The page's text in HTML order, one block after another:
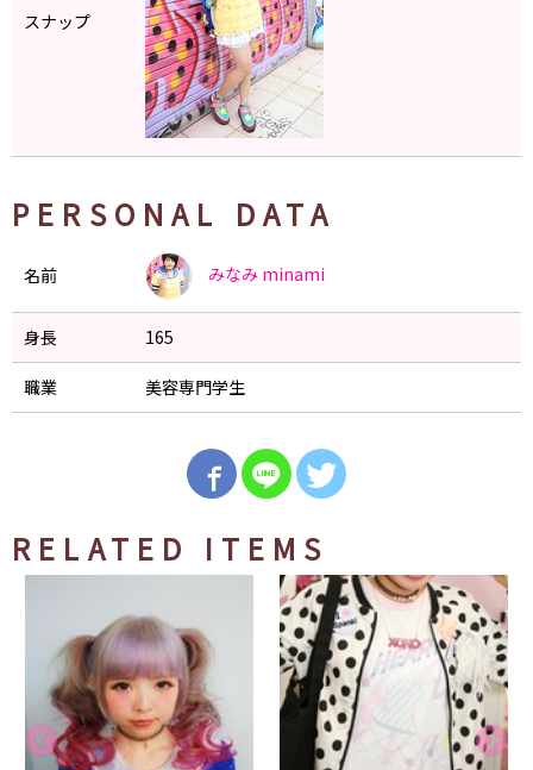
スナップ
PERSONAL DATA
名前 みなみ minami
身長 165
職業 美容専門学生
RELATED ITEMS